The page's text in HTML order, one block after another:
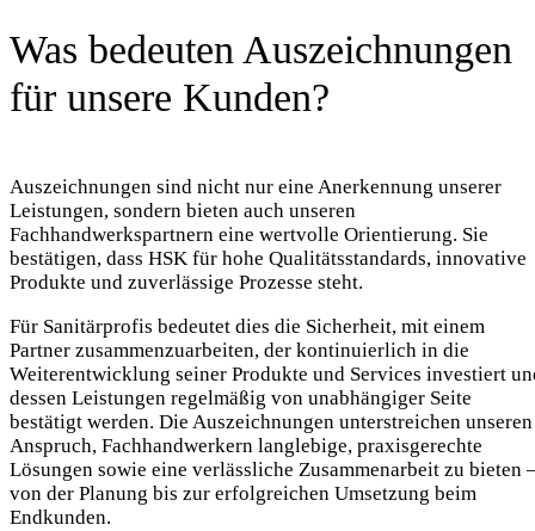
Was bedeuten Auszeichnungen
für unsere Kunden?
Auszeichnungen sind nicht nur eine Anerkennung unserer
Leistungen, sondern bieten auch unseren
Fachhandwerkspartnern eine wertvolle Orientierung. Sie
bestätigen, dass HSK für hohe Qualitätsstandards, innovative
Produkte und zuverlässige Prozesse steht.
Für Sanitärprofis bedeutet dies die Sicherheit, mit einem
Partner zusammenzuarbeiten, der kontinuierlich in die
Weiterentwicklung seiner Produkte und Services investiert
dessen Leistungen regelmäßig von unabhängiger Seite
bestätigt werden. Die Auszeichnungen unterstreichen unseren
Anspruch, Fachhandwerkern langlebige, praxisgerechte
Lösungen sowie eine verlässliche Zusammenarbeit zu bieten
von der Planung bis zur erfolgreichen Umsetzung beim
Endkunden.